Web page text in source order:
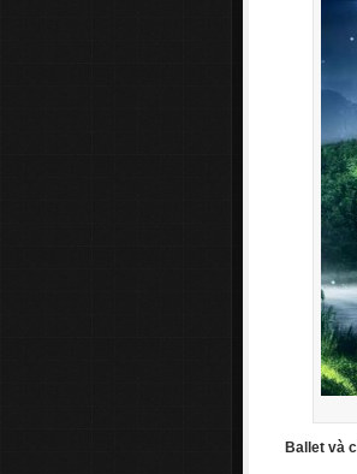
Ballet và